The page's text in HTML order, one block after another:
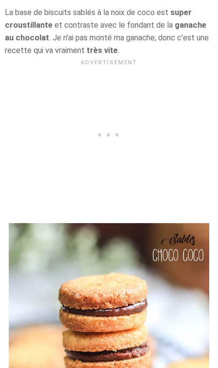
La base de biscuits sablés à la noix de coco est super
croustillante et contraste avec le fondant de la ganache
au chocolat. Je n'ai pas monté ma ganache, donc c'est une
recette qui va vraiment très vite.